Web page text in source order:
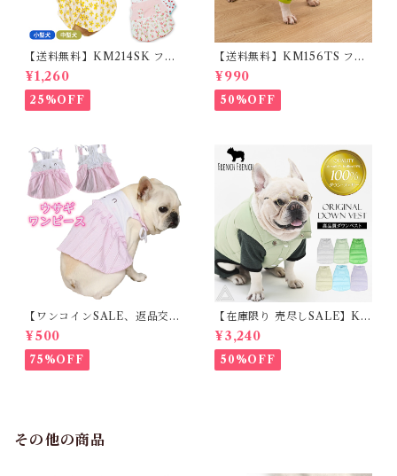
【送料無料】KM214SK フレ
ブル 女の子 スカート ワンピー
ス夏 フリル 犬服 ドックウェア
¥1,260
25%OFF
【送料無料】KM156TS フレ
ブル Tシャツ フレンチブルド
ック レモン柄 犬服 ドックウェ
ア
¥990
50%OFF
【ワンコインSALE、返品交換
不可】KM171SK フレンチブ
ルドック 犬服 女の子 ピンク
スカート
¥500
75%OFF
【在庫限り 売尽しSALE】K
M952Tダウンベスト 100%ダ
ウン・フェザー 犬 犬服 ダウン
ジャケット ベスト フレンチブ
ルドッグ 冬服 極暖 暖かい 可
¥3,240
50%OFF
その他の商品